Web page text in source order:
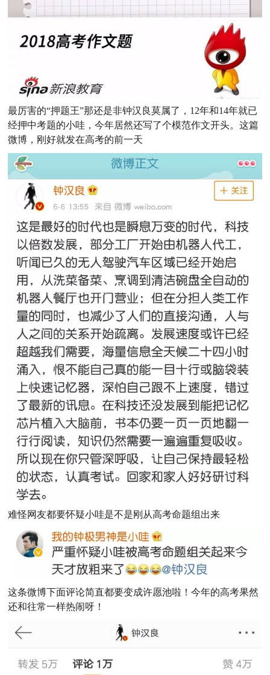
最厉害的“押题王”那还是非钟汉良莫属了，12年和14年就已
经押中考题的小哇，今年居然还写了个模范作文开头。这篇
微博，刚好就发在高考的前一天
难怪网友都要怀疑小哇是不是刚从高考命题组出来
这条微博下面评论简直都要变成许愿池啦！今年的高考果然
还和往常一样热闹呀！